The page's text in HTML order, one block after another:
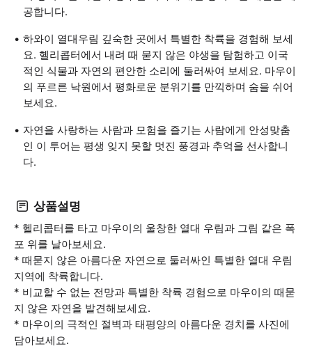
공합니다.
하와이 열대우림 깊숙한 곳에서 특별한 착륙을 경험해 보세
요. 헬리콥터에서 내려 때 묻지 않은 야생을 탐험하고 이국
적인 식물과 자연의 편안한 소리에 둘러싸여 보세요. 마우이
의 푸르른 낙원에서 평화로운 분위기를 만끽하며 숨을 쉬어
보세요.
자연을 사랑하는 사람과 모험을 즐기는 사람에게 안성맞춤
인 이 투어는 평생 잊지 못할 멋진 풍경과 추억을 선사합니
다.
상품설명
* 헬리콥터를 타고 마우이의 울창한 열대 우림과 그림 같은 폭
포 위를 날아보세요.
* 때묻지 않은 아름다운 자연으로 둘러싸인 특별한 열대 우림
지역에 착륙합니다.
* 비교할 수 없는 전망과 특별한 착륙 경험으로 마우이의 때묻
지 않은 자연을 발견해보세요.
* 마우이의 극적인 절벽과 태평양의 아름다운 경치를 사진에
담아보세요.